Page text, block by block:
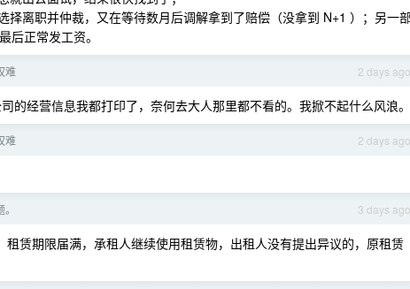
择离职并仲裁，又在等待数月后调解拿到了赔偿（没拿到 N+1 ）；另一
后正常发工资。
2 days ago
难
的经营信息我都打印了，奈何去大人那里都不看的。我掀不起什么风浪。
2 days ago
难
3 days ago
赁期限届满，承租人继续使用租赁物，出租人没有提出异议的，原租赁